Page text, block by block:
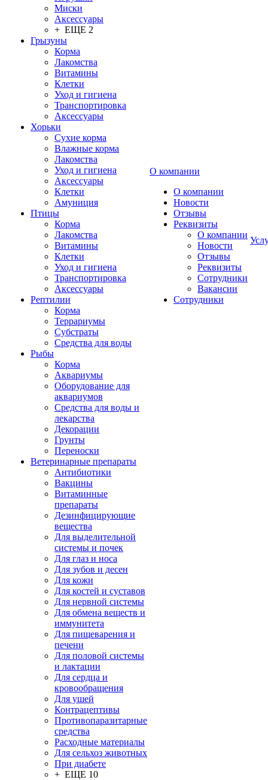
Миски
Аксессуары
+ ЕЩЕ 2
Грызуны
Корма
Лакомства
Витамины
Клетки
Уход и гигиена
Транспортировка
Аксессуары
Хорьки
Сухие корма
Влажные корма
Лакомства
Уход и гигиена
Аксессуары
Клетки
Амуниция
Птицы
Корма
Лакомства
Витамины
Клетки
Уход и гигиена
Транспортировка
Аксессуары
Рептилии
Корма
Террариумы
Субстраты
Средства для воды
Рыбы
Корма
Аквариумы
Оборудование для
аквариумов
Средства для воды и
лекарства
Декорации
Грунты
Переноски
Ветеринарные препараты
Антибиотики
Вакцины
Витаминные
препараты
Дезинфицирующие
вещества
Для выделительной
системы и почек
Для глаз и носа
Для зубов и десен
Для кожи
Для костей и суставов
Для нервной системы
Для обмена веществ и
иммунитета
Для пищеварения и
печени
Для половой системы
и лактации
Для сердца и
кровообращения
Для ушей
Контрацептивы
Противопаразитарные
средства
Расходные материалы
Для сельхоз животных
При диабете
+ ЕЩЕ 10
О компании
О компании
Новости
Отзывы
Реквизиты
О компании
Новости
Отзывы
Реквизиты
Сотрудники
Вакансии
Сотрудники